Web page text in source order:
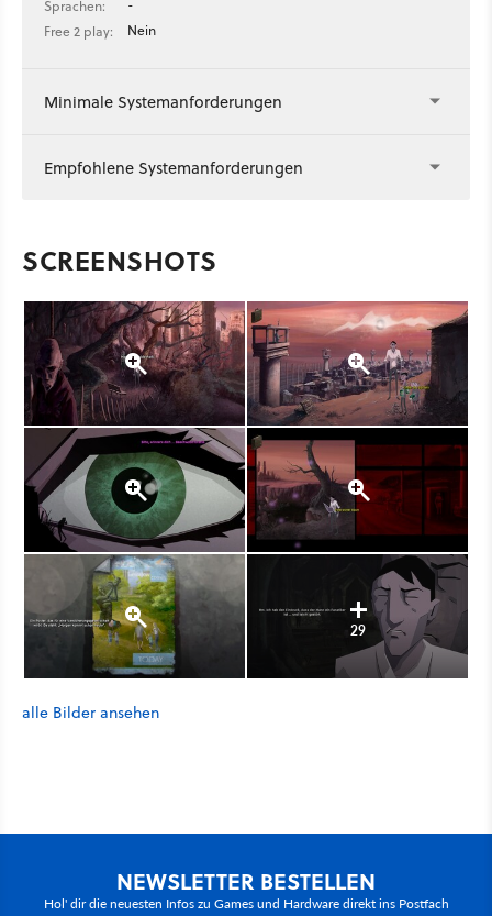
Sprachen:
-
Free 2 play:
Nein
Minimale Systemanforderungen
Empfohlene Systemanforderungen
SCREENSHOTS
29
alle Bilder ansehen
NEWSLETTER BESTELLEN
Hol' dir die neuesten Infos zu Games und Hardware direkt ins Postfach